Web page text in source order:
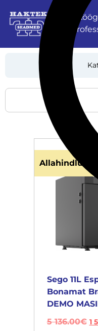
Allahindlus!
Sego 11L
Bonamat
DEMO
5 136.00€ 1